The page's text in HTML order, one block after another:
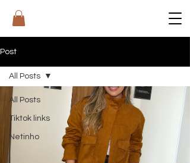
RIT
Post
All Posts
Tiktok links
Netinho
All Posts